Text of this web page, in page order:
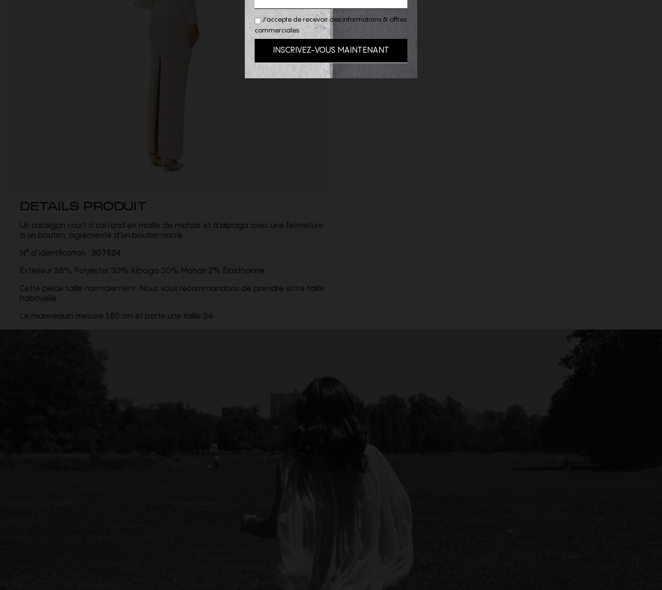
DETAILS PRODUIT
Un cardigan court à col rond en maille de mohair et d’alpaga avec une fermeture
à un bouton, agrémenté d’un bouton nacré.
N° d’identification : 307524
Extérieur 38% Polyester 30% Alpaga 30% Mohair 2% Élasthanne.
Cette pièce taille normalement. Nous vous recommandons de prendre votre taille
habituelle.
Le mannequin mesure 180 cm et porte une taille 34.
J'accepte de recevoir des informations & offres
commerciales